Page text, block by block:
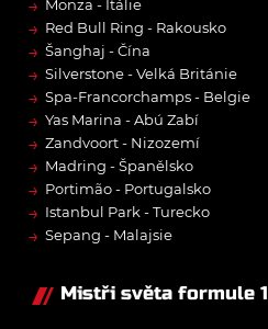
→ Monza - Itálie
→ Red Bull Ring - Rakousko
→ Šanghaj - Čína
→ Silverstone - Velká Británie
→ Spa-Francorchamps - Belgie
→ Yas Marina - Abú Zabí
→ Zandvoort - Nizozemí
→ Madring - Španělsko
→ Portimão - Portugalsko
→ Istanbul Park - Turecko
→ Sepang - Malajsie
Mistři světa formule 1